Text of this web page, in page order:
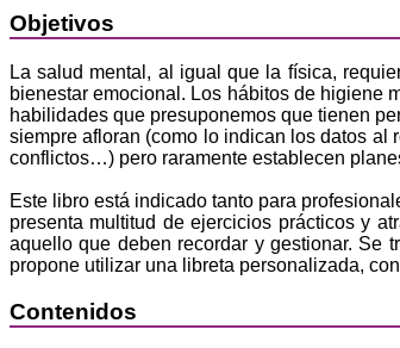
Objetivos
La salud mental, al igual que la física,
bienestar emocional. Los hábitos de higiene
habilidades que presuponemos que tienen
siempre afloran (como lo indican los datos al
conflictos…) pero raramente establecen
Este libro está indicado tanto para
presenta multitud de ejercicios prácticos y
aquello que deben recordar y gestionar. Se
propone utilizar una libreta personalizada,
Contenidos